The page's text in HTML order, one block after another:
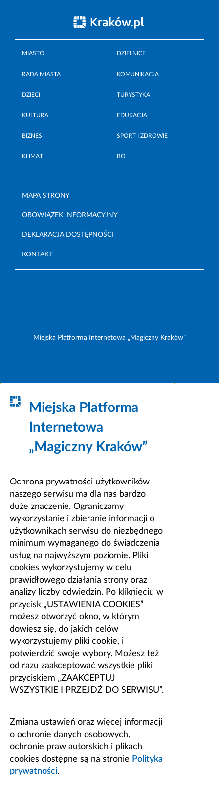
MIASTO DZIELNICE
RADA MIASTA KOMUNIKACJA
DZIECI TURYSTYKA
KULTURA EDUKACJA
BIZNES SPORT I ZDROWIE
KLIMAT BO
MAPA STRONY
OBOWIĄZEK INFORMACYJNY
DEKLARACJA DOSTĘPNOŚCI
KONTAKT
Miejska Platforma Internetowa „Magiczny Kraków”
Miejska Platforma
Internetowa
„Magiczny Kraków”
Ochrona prywatności użytkowników
naszego serwisu ma dla nas bardzo
duże znaczenie. Ograniczamy
wykorzystanie i zbieranie informacji o
użytkownikach serwisu do niezbędnego
minimum wymaganego do świadczenia
usług na najwyższym poziomie. Pliki
cookies wykorzystujemy w celu
prawidłowego działania strony oraz
analizy liczby odwiedzin. Po kliknięciu w
przycisk „USTAWIENIA COOKIES”
możesz otworzyć okno, w którym
dowiesz się, do jakich celów
wykorzystujemy pliki cookie, i
potwierdzić swoje wybory. Możesz też
od razu zaakceptować wszystkie pliki
przyciskiem „ZAAKCEPTUJ
WSZYSTKIE I PRZEJDŹ DO SERWISU”.
Zmiana ustawień oraz więcej informacji
o ochronie danych osobowych,
ochronie praw autorskich i plikach
cookies dostępne są na stronie Polityka
prywatności.